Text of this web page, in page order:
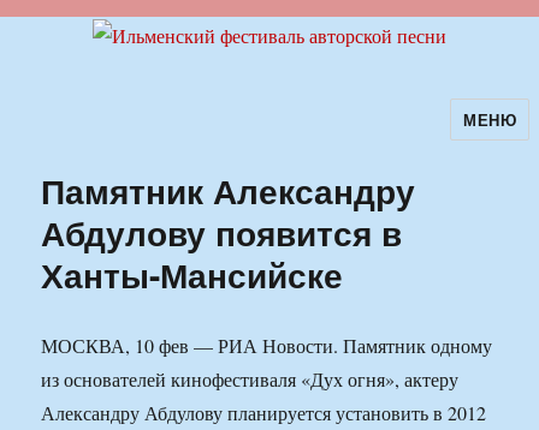
Ильменский фестиваль авторскойМЕНЮ
Памятник Александру
Абдулову появится в
Ханты-Мансийске
МОСКВА, 10 фев — РИА Новости. Памятник одному
из основателей кинофестиваля «Дух огня», актеру
Александру Абдулову планируется установить в 2012